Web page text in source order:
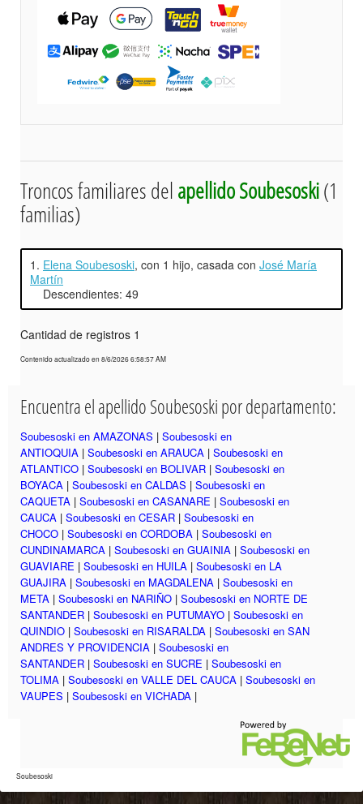
Troncos familiares delapellido Soubesoski(1
familias)
1. Elena Soubesoski, con 1 hijo, casada con José María
Martín
Descendientes: 49
Cantidad de registros 1
Contenido actualizado en 8/6/2026 6:58:57 AM
Encuentra el apellido Soubesoski por departamento:
Soubesoski en AMAZONAS | Soubesoski en
ANTIOQUIA | Soubesoski en ARAUCA | Soubesoski en
ATLANTICO | Soubesoski en BOLIVAR | Soubesoski en
BOYACA | Soubesoski en CALDAS | Soubesoski en
CAQUETA | Soubesoski en CASANARE | Soubesoski en
CAUCA | Soubesoski en CESAR | Soubesoski en
CHOCO | Soubesoski en CORDOBA | Soubesoski en
CUNDINAMARCA | Soubesoski en GUAINIA | Soubesoski en
GUAVIARE | Soubesoski en HUILA | Soubesoski en LA
GUAJIRA | Soubesoski en MAGDALENA | Soubesoski en
META | Soubesoski en NARIÑO | Soubesoski en NORTE DE
SANTANDER | Soubesoski en PUTUMAYO | Soubesoski en
QUINDIO | Soubesoski en RISARALDA | Soubesoski en SAN
ANDRES Y PROVIDENCIA | Soubesoski en
SANTANDER | Soubesoski en SUCRE | Soubesoski en
TOLIMA | Soubesoski en VALLE DEL CAUCA | Soubesoski en
VAUPES | Soubesoski en VICHADA |
Soubesoski